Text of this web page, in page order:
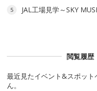
5
JAL工場見学～SKY
閲覧履歴
最近見たイベント&スポット
ん。